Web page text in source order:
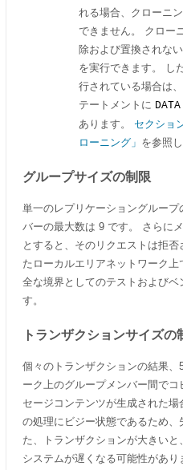
れる場合、クローニ
できません。 クロー
除および置換されな
を実行できます。 し
行されている場合は
テートメントに
あります。 セクショ
ローニング」 を参照
グループサイズの制限
単一のレプリケーショングルー
バーの最大数は 9 です。 さらに
とすると、そのリクエストは拒
たローカルエリアネットワーク
全な境界としてのテストおよびベ
す。
トランザクションサイズの
個々のトランザクションの結果
ーク上のグループメンバー間で
セージコンテンツが生成された
の処理にビジー状態であるため、
た、トランザクションが大きい
システムが遅くなる可能性があ